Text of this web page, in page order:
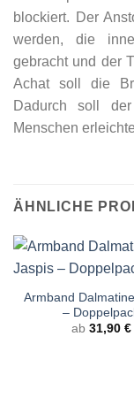
blockiert. Der
werden, die
gebracht und der
Achat soll die
Dadurch soll
Menschen
ÄHNLICHE
Armband
–
ab 31,90 €